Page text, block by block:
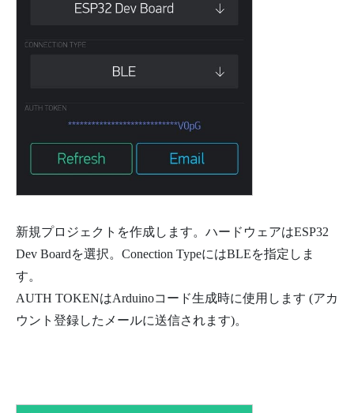
新規プロジェクトを作成します。ハードウェアはESP32
Dev Boardを選択。Conection TypeにはBLEを指定しま
す。
AUTH TOKENはArduinoコード生成時に使用します (アカ
ウント登録したメールに送信されます)。